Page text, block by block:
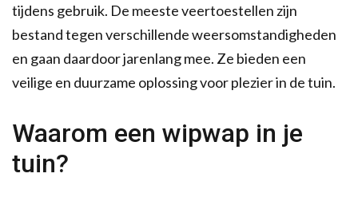
tijdens gebruik. De meeste veertoestellen zijn
bestand tegen verschillende weersomstandigheden
en gaan daardoor jarenlang mee. Ze bieden een
veilige en duurzame oplossing voor plezier in de tuin.
Waarom een wipwap in je
tuin?